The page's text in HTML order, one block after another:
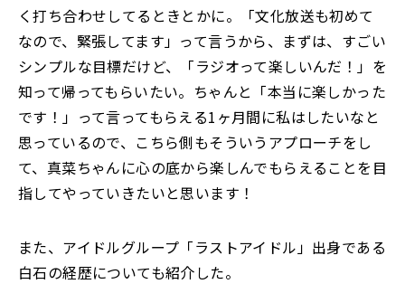
く打ち合わせしてるときとかに。「文化放送も初めて
なので、緊張してます」って言うから、まずは、すごい
シンプルな目標だけど、「ラジオって楽しいんだ！」を
知って帰ってもらいたい。ちゃんと「本当に楽しかった
です！」って言ってもらえる1ヶ月間に私はしたいなと
思っているので、こちら側もそういうアプローチをし
て、真菜ちゃんに心の底から楽しんでもらえることを目
指してやっていきたいと思います！
また、アイドルグループ「ラストアイドル」出身である
白石の経歴についても紹介した。